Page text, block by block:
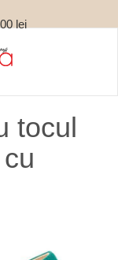
tocul